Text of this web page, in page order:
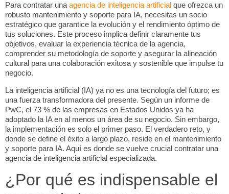
Para contratar una agencia de inteligencia artificial que ofrezca un
robusto mantenimiento y soporte para IA, necesitas un socio
estratégico que garantice la evolución y el rendimiento óptimo de
tus soluciones. Este proceso implica definir claramente tus
objetivos, evaluar la experiencia técnica de la agencia,
comprender su metodología de soporte y asegurar la alineación
cultural para una colaboración exitosa y sostenible que impulse tu
negocio.
La inteligencia artificial (IA) ya no es una tecnología del futuro; es
una fuerza transformadora del presente. Según un informe de
PwC, el 73 % de las empresas en Estados Unidos ya ha
adoptado la IA en al menos un área de su negocio. Sin embargo,
la implementación es solo el primer paso. El verdadero reto, y
donde se define el éxito a largo plazo, reside en el mantenimiento
y soporte para IA. Aquí es donde se vuelve crucial contratar una
agencia de inteligencia artificial especializada.
¿Por qué es indispensable el